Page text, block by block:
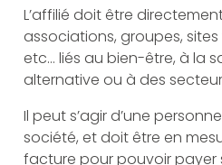
L’affilié doit être
associations, groupes,
etc… liés au bien-être, à la
alternative ou à des
Il peut s’agir d’une
société, et doit être en
facture pour pouvoir payer